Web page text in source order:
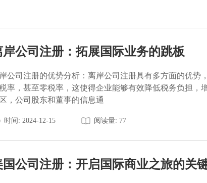
岸公司注册：拓展国际业务的跳板
公司注册的优势分析：离岸公司注册具有多方面的优
率，甚至零税率，这使得企业能够有效降低税务负担
，公司股东和董事的信息通
时间: 2024-12-15 阅读量: 77
国公司注册：开启国际商业之旅的关